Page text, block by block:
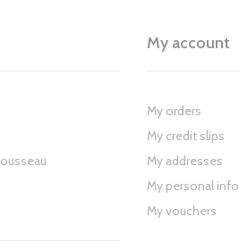
My account
My orders
My credit slips
My addresses
My personal info
My vouchers